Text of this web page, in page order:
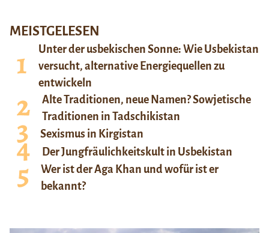
MEISTGELESEN
Unter der usbekischen Sonne: Wie Usbekistan
versucht, alternative Energiequellen zu
entwickeln
Alte Traditionen, neue Namen? Sowjetische
Traditionen in Tadschikistan
Sexismus in Kirgistan
Der Jungfräulichkeitskult in Usbekistan
Wer ist der Aga Khan und wofür ist er
bekannt?